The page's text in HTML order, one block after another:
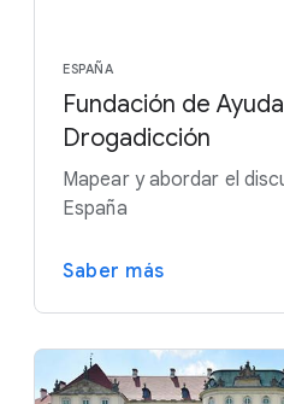
ESPAÑA
Fundación de
Drogadicción
Mapear y abordar el
España
Saber más